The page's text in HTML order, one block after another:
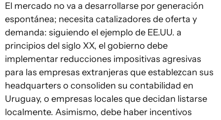
El mercado no va a desarrollarse por generación
espontánea; necesita catalizadores de oferta y
demanda: siguiendo el ejemplo de EE.UU. a
principios del siglo XX, el gobierno debe
implementar reducciones impositivas agresivas
para las empresas extranjeras que establezcan sus
headquarters o consoliden su contabilidad en
Uruguay, o empresas locales que decidan listarse
localmente. Asimismo, debe haber incentivos